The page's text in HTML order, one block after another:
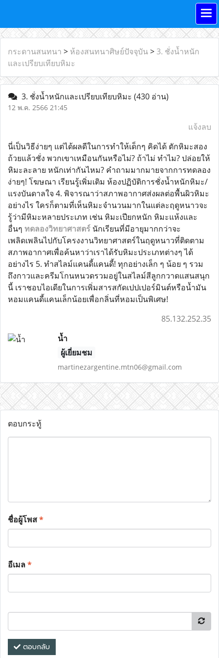
กระดานสนทนา > ห้องสนทนาศิษย์ปัจจุบัน> 3. ชั่งน้ำหนัก
และเปรียบเทียบหิมะ
3. ชั่งน้ำหนักและเปรียบเทียบหิมะ (430 อ่าน)
12 พ.ค. 2566 21:45
แจ้งลบ
นี่เป็นวิธีง่ายๆ แต่ได้ผลดีในการทำให้เด็กๆ คิดได้ ตักหิมะสอง
ถ้วยแล้วชั่ง พวกเขาเหมือนกันหรือไม่? ถ้าไม่ ทำไม? ปล่อยให้
หิมะละลาย หนักเท่ากันไหม? คำถามมากมายจากการทดลอง
ง่ายๆ! โฆษณา เรียนรู้เพิ่มเติม ห้องปฏิบัติการชั่งน้ำหนักหิมะ/
แรงบันดาลใจ 4. พิจารณาว่าสภาพอากาศส่งผลต่อพื้นผิวหิมะ
อย่างไร ใครก็ตามที่เห็นหิมะจำนวนมากในแต่ละฤดูหนาวจะ
รู้ว่ามีหิมะหลายประเภท เช่น หิมะเปียกหนัก หิมะแห้งและ
อื่นๆ ทดลองวิทยาศาสตร์ นักเรียนที่มีอายุมากกว่าจะ
เพลิดเพลินไปกับโครงงานวิทยาศาสตร์ในฤดูหนาวที่ติดตาม
สภาพอากาศเพื่อค้นหาว่าเราได้รับหิมะประเภทต่างๆ ได้
อย่างไร 5. ทำสไลม์แคนดี้แคนดี้! ทุกอย่างเล็ก ๆ น้อย ๆ รวม
ถึงกาวและครีมโกนหนวดรวมอยู่ในสไลม์สีลูกกวาดแสนสนุก
นี้ เราชอบไอเดียในการเพิ่มสารสกัดเปปเปอร์มินต์หรือน้ำมัน
หอมแคนดี้แคนเล็กน้อยเพื่อกลิ่นที่หอมเป็นพิเศษ!
85.132.252.35
น้ำ
ผู้เยี่ยมชม
martinezargentine.mtn06@gmail.com
ตอบกระทู้
ชื่อผู้โพส*
อีเมล*
ตอบกลับ